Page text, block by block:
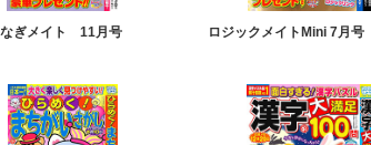
ぎメイト 11月号 ロジックメイトMini 7月号